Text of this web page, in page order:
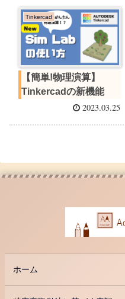
Tinkercad
【簡単!物理演算】
Tinkercadの新機能
2023.03.25
ホーム